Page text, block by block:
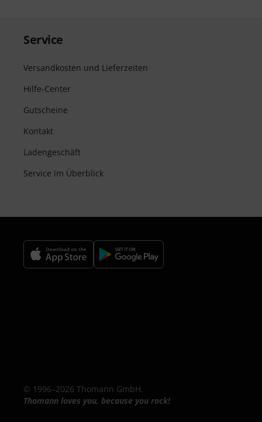
Service
Versandkosten und Lieferzeiten
Hilfe-Center
Gutscheine
Kontakt
Ladengeschäft
Service im Überblick
© 1996–2026 Thomann GmbH.
Thomann loves you, because you rock!